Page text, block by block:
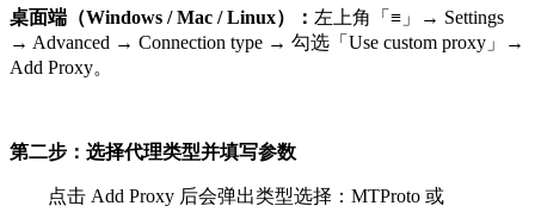
桌面端（Windows / Mac / Linux）： 左上角「≡」→ Settings
→ Advanced → Connection type → 勾选「Use custom proxy」→
Add Proxy。
第二步：选择代理类型并填写参数
点击 Add Proxy 后会弹出类型选择：MTProto 或